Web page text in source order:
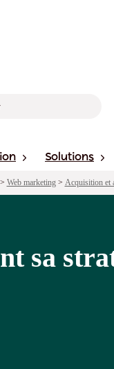
Solutions
Web marketing> Acquisition et
sa
(SEM)